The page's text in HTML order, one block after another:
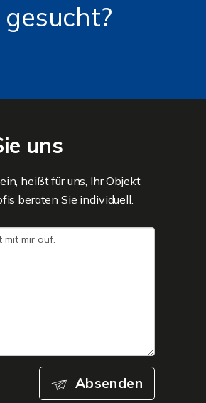
gesucht?
uns
heißt für uns, Ihr Objekt
beraten Sie individuell.
Absenden